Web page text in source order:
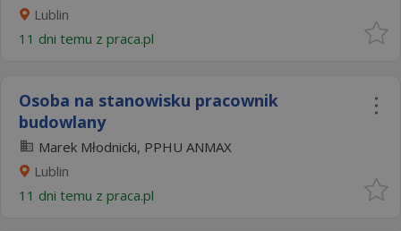
Lublin
11 dni temu z praca.pl
Osoba na stanowisku pracownik
budowlany
Marek Młodnicki, PPHU ANMAX
Lublin
11 dni temu z praca.pl